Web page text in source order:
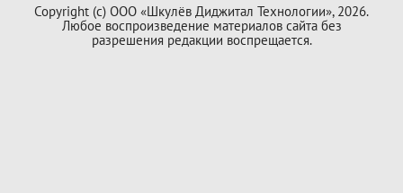
Copyright (с) ООО «Шкулёв Диджитал Технологии», 2026.
Любое воспроизведение материалов сайта без
разрешения редакции воспрещается.